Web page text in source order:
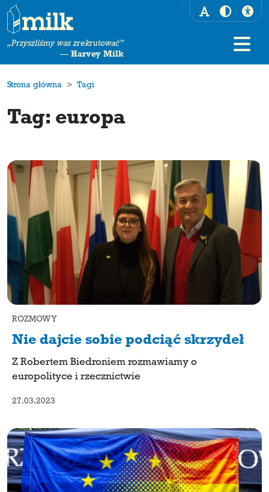
„Przyszliśmy was zrekrutować”
— Harvey Milk
Strona główna Tagi
Tag: europa
ROZMOWY
Nie dajcie sobie podciąć skrzydeł
Z Robertem Biedroniem rozmawiamy o
europolityce i rzecznictwie
27.03.2023